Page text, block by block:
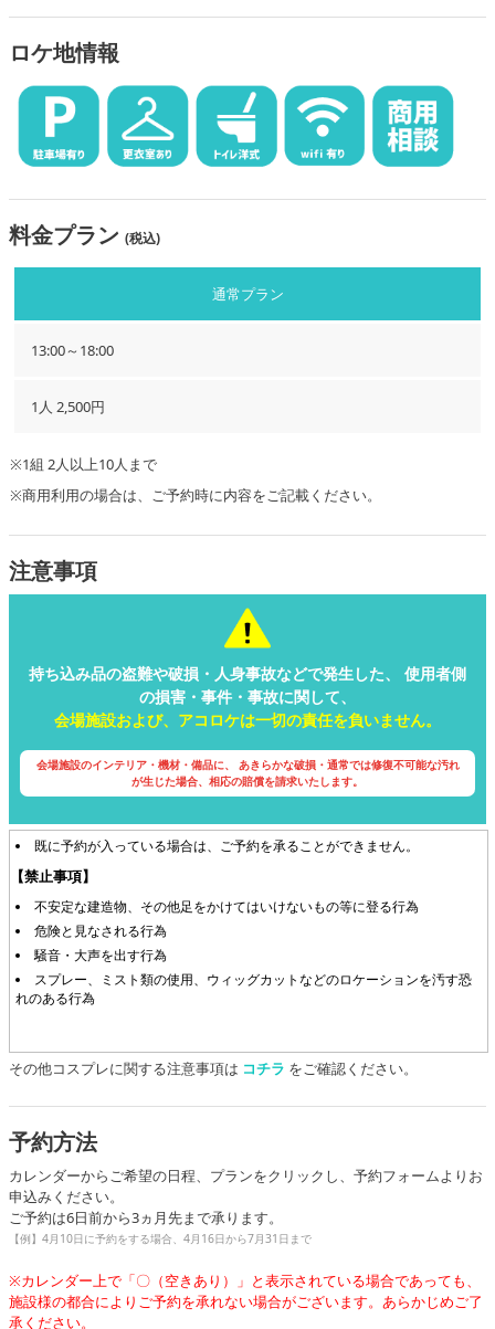
め、様々なバリエーションの撮影が可能です。
ロケ地情報
料金プラン (税込)
通常プラン
13:00～18:00
1人 2,500円
※1組 2人以上10人まで
※商用利用の場合は、ご予約時に内容をご記載ください。
注意事項
持ち込み品の盗難や破損・人身事故などで発生した、 使用者側
の損害・事件・事故に関して、
会場施設および、アコロケは一切の責任を負いません。
会場施設のインテリア・機材・備品に、
あきらかな破損・通常では修復不可能な汚れ
が生じた場合、相応の賠償を請求いたします。
既に予約が入っている場合は、ご予約を承ることができません。
【禁止事項】
不安定な建造物、その他足をかけてはいけないもの等に登る行為
危険と見なされる行為
騒音・大声を出す行為
スプレー、ミスト類の使用、ウィッグカットなどのロケーションを汚す恐
れのある行為
その他コスプレに関する注意事項は コチラ をご確認ください。
予約方法
カレンダーからご希望の日程、プランをクリックし、予約フォームよりお
申込みください。
ご予約は6日前から3ヵ月先まで承ります。
【例】4月10日に予約をする場合、4月16日から7月31日まで
※カレンダー上で「〇（空きあり）」と表示されている場合であっても、
施設様の都合によりご予約を承れない場合がございます。あらかじめご了
承ください。